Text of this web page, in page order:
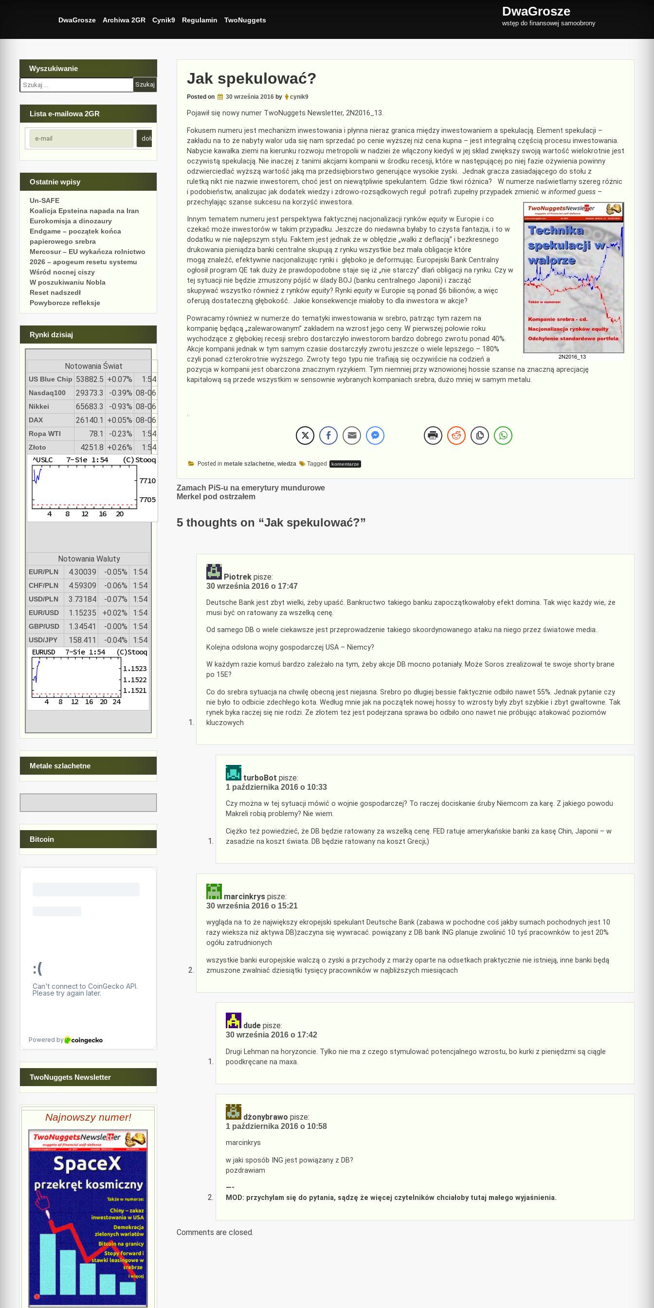
DwaGrosze Archiwa 2GR Cynik9 Regulamin TwoNuggets
DwaGrosze
wstęp do finansowej samoobrony
Jak spekulować?
Posted on 30 września 2016by cynik9
Pojawił się nowy numer TwoNuggets Newsletter, 2N2016_13.
Fokusem numeru jest mechanizm inwestowania i płynna nieraz granica między inwestowaniem a spekulacją. Element spekulacji –
zakładu na to że nabyty walor uda się nam sprzedać po cenie wyższej niż cena kupna – jest integralną częścią procesu inwestowania.
Nabycie kawałka ziemi na kierunku rozwoju metropolii w nadziei że włączony kiedyś w jej skład zwiększy swoją wartość wielokrotnie jest
oczywistą spekulacją. Nie inaczej z tanimi akcjami kompanii w środku recesji, które w następującej po niej fazie ożywienia powinny
odzwierciedlać wyższą wartość jaką ma przedsiębiorstwo generujące wysokie zyski. Jednak gracza zasiadającego do stołu z
ruletką nikt nie nazwie inwestorem, choć jest on niewątpliwie spekulantem. Gdzie tkwi różnica? W numerze naświetlamy szereg różnic
i podobieństw, analizujac jak dodatek wiedzy i zdrowo-rozsądkowych reguł potrafi zupełny przypadek zmienić w informed guess–
przechylając szanse sukcesu na korzyść inwestora.
Innym tematem numeru jest perspektywa faktycznej nacjonalizacji rynków equityw Europie i co
czekać może inwestorów w takim przypadku. Jeszcze do niedawna byłaby to czysta fantazja, i to w
dodatku w nie najlepszym stylu. Faktem jest jednak że w obłędzie „walki z deflacją” i bezkresnego
drukowania pieniądza banki centralne skupują z rynku wszystkie bez mała obligacje które
mogą znaleźć, efektywnie nacjonalizując rynki i głęboko je deformując. Europejski Bank Centralny
ogłosił program QE tak duży że prawdopodobne staje się iż „nie starczy” dlań obligacji na rynku. Czy w
tej sytuacji nie będzie zmuszony pójść w ślady BOJ (banku centralnego Japonii) i zacząć
skupywać wszystko również z rynków equity? Rynki equityw Europie są ponad $6 bilionów, a więc
oferują dostateczną głębokość. Jakie konsekwencje miałoby to dla inwestora w akcje?
Powracamy również w numerze do tematyki inwestowania w srebro, patrząc tym razem na
kompanię będącą „zalewarowanym” zakładem na wzrost jego ceny. W pierwszej połowie roku
wychodzące z głębokiej recesji srebro dostarczyło inwestorom bardzo dobrego zwrotu ponad 40%.
Akcje kompanii jednak w tym samym czasie dostarczyły zwrotu jeszcze o wiele lepszego – 180%
czyli ponad czterokrotnie wyższego. Zwroty tego typu nie trafiają się oczywiście na codzień a
pozycja w kompanii jest obarczona znacznym ryzykiem. Tym niemniej przy wznowionej hossie szanse na znaczną aprecjację
kapitałową są przede wszystkim w sensownie wybranych kompaniach srebra, dużo mniej w samym metalu.
.
Posted in metale szlachetne, wiedza Tagged komentarze
Nawigacja
wpisu
Zamach PiS-u na emerytury mundurowe
Merkel pod ostrzałem
5 thoughts on “Jak spekulować?”
Piotrek pisze:
30 września 2016 o 17:47
Deutsche Bank jest zbyt wielki, żeby upaść. Bankructwo takiego banku zapoczątkowałoby efekt domina. Tak więc każdy wie, że
musi być on ratowany za wszelką cenę.
Od samego DB o wiele ciekawsze jest przeprowadzenie takiego skoordynowanego ataku na niego przez światowe media.
Kolejna odsłona wojny gospodarczej USA – Niemcy?
W każdym razie komuś bardzo zależało na tym, żeby akcje DB mocno potaniały. Może Soros zrealizował te swoje shorty brane
po 15E?
Co do srebra sytuacja na chwilę obecną jest niejasna. Srebro po długiej bessie faktycznie odbiło nawet 55%. Jednak pytanie czy
nie było to odbicie zdechłego kota. Według mnie jak na początek nowej hossy to wzrosty były zbyt szybkie i zbyt gwałtowne. Tak
rynek byka raczej się nie rodzi. Ze złotem też jest podejrzana sprawa bo odbiło ono nawet nie próbując atakować poziomów
kluczowych
turboBot pisze:
1 października 2016 o 10:33
Czy można w tej sytuacji mówić o wojnie gospodarczej? To raczej dociskanie śruby Niemcom za karę. Z jakiego powodu
Makreli robią problemy? Nie wiem.
Ciężko też powiedzieć, że DB będzie ratowany za wszelką cenę. FED ratuje amerykańskie banki za kasę Chin, Japonii – w
zasadzie na koszt świata. DB będzie ratowany na koszt Grecji;)
marcinkrys pisze:
30 września 2016 o 15:21
wygląda na to że największy ekropejski spekulant Deutsche Bank (zabawa w pochodne coś jakby sumach pochodnych jest 10
razy wieksza niż aktywa DB)zaczyna się wywracać. powiązany z DB bank ING planuje zwolinić 10 tyś pracownków to jest 20%
ogółu zatrudnionych
wszystkie banki europejskie walczą o zyski a ​​przychody z marży oparte na odsetkach praktycznie nie istnieją, inne banki będą
zmuszone zwalniać dziesiątki tysięcy pracowników w najbliższych miesiącach
dude pisze:
30 września 2016 o 17:42
Drugi Lehman na horyzoncie. Tylko nie ma z czego stymulować potencjalnego wzrostu, bo kurki z pieniędzmi są ciągle
poodkręcane na maxa.
dżonybrawo pisze:
1 października 2016 o 10:58
marcinkrys
w jaki sposób ING jest powiązany z DB?
pozdrawiam
—-
MOD: przychylam się do pytania, sądzę że więcej czytelników chciałoby tutaj małego wyjaśnienia.
Comments are closed.
Wyszukiwanie
Szukaj:
Lista e-mailowa 2GR
Ostatnie wpisy
Un-SAFE
Koalicja Epsteina napada na Iran
Eurokomisja a dinozaury
Endgame – początek końca
papierowego srebra
Mercosur – EU wykańcza rolnictwo
2026 – apogeum resetu systemu
Wśród nocnej ciszy
W poszukiwaniu Nobla
Reset nadszedł
Powyborcze refleksje
Rynki dzisiaj
Notowania Świat
US Blue Chip 53882.5 +0.07% 1:54
Nasdaq100 29373.3 -0.39% 08-06
Nikkei 65683.3 -0.93% 08-06
DAX 26140.1 +0.05% 08-06
Ropa WTI 78.1 -0.23% 1:54
Złoto 4251.8 +0.26% 1:54
Notowania Waluty
EUR/PLN 4.30039 -0.05% 1:54
CHF/PLN 4.59309 -0.06% 1:54
USD/PLN 3.73184 -0.07% 1:54
EUR/USD 1.15235 +0.02% 1:54
GBP/USD 1.34541 -0.00% 1:54
USD/JPY 158.411 -0.04% 1:54
Metale szlachetne
Bitcoin
TwoNuggets Newsletter
Najnowszy numer!